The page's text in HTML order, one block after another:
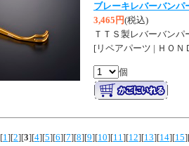
ブレーキレバーバン
3,465円(税込)
ＴＴＳ製レバーバンパ
[リペアパーツ | ＨＯＮ
個
[1][2][3][4][5][6][7][8][9][10][11][12][13][14][15]